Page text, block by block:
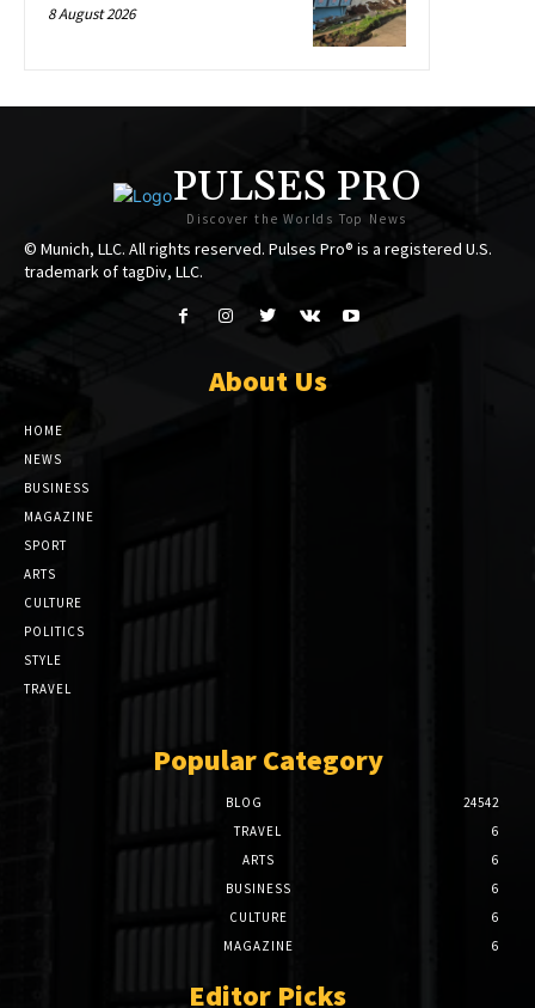
8 August 2026
PULSES PRO
Discover the Worlds Top News
© Munich, LLC. All rights reserved. Pulses Pro® is a registered U.S.
trademark of tagDiv, LLC.
About Us
HOME
NEWS
BUSINESS
MAGAZINE
SPORT
ARTS
CULTURE
POLITICS
STYLE
TRAVEL
Popular Category
BLOG
24542
TRAVEL
6
ARTS
6
BUSINESS
6
CULTURE
6
MAGAZINE
6
Editor Picks